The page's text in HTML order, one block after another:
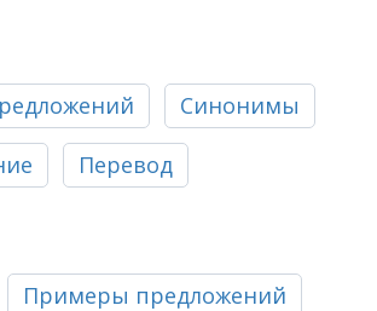
Синонимы
Перевод
Примеры предложений